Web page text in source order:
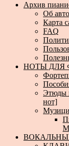
Архив
Об
Карта
FAQ
НОТЫ ДЛЯ
Этюды
нот]